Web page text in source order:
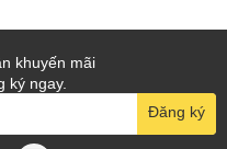
khuyến mãi
ký ngay.
Đăng ký